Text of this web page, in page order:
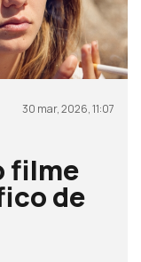
30 mar, 2026, 11:07
filme
de